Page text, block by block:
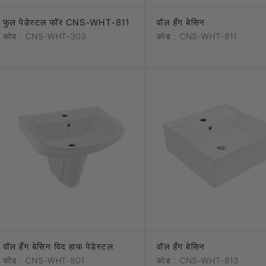
फुल पेडेस्टल फॉर CNS-WHT-811
कोड : CNS-WHT-303
वॉल हँग बेसिन
कोड : CNS-WHT-811
वॉल हँग बेसिन विद हाफ पेडेस्टल
कोड : CNS-WHT-801
वॉल हँग बेसिन
कोड : CNS-WHT-813